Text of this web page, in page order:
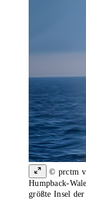
© prctm
Humpback-
größte Insel